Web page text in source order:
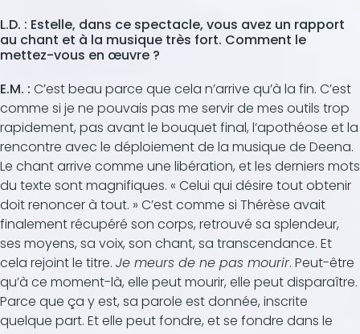
L.D. : Estelle, dans ce spectacle, vous avez un rapport
au chant et à la musique très fort. Comment le
mettez-vous en œuvre ?
E.M. : C’est beau parce que cela n’arrive qu’à la fin. C’est
comme si je ne pouvais pas me servir de mes outils trop
rapidement, pas avant le bouquet final, l’apothéose et la
rencontre avec le déploiement de la musique de Deena.
Le chant arrive comme une libération, et les derniers mots
du texte sont magnifiques. « Celui qui désire tout obtenir
doit renoncer à tout. » C’est comme si Thérèse avait
finalement récupéré son corps, retrouvé sa splendeur,
ses moyens, sa voix, son chant, sa transcendance. Et
cela rejoint le titre. Je meurs de ne pas mourir. Peut-être
qu’à ce moment-là, elle peut mourir, elle peut disparaître.
Parce que ça y est, sa parole est donnée, inscrite
quelque part. Et elle peut fondre, et se fondre dans le